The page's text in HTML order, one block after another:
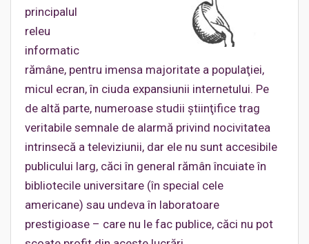
principalul
releu
informatic
rămâne, pentru imensa majoritate a populaţiei,
micul ecran, în ciuda expansiunii internetului. Pe
de altă parte, numeroase studii ştiinţifice trag
veritabile semnale de alarmă privind nocivitatea
intrinsecă a televiziunii, dar ele nu sunt accesibile
publicului larg, căci în general rămân încuiate în
bibliotecile universitare (în special cele
americane) sau undeva în laboratoare
prestigioase – care nu le fac publice, căci nu pot